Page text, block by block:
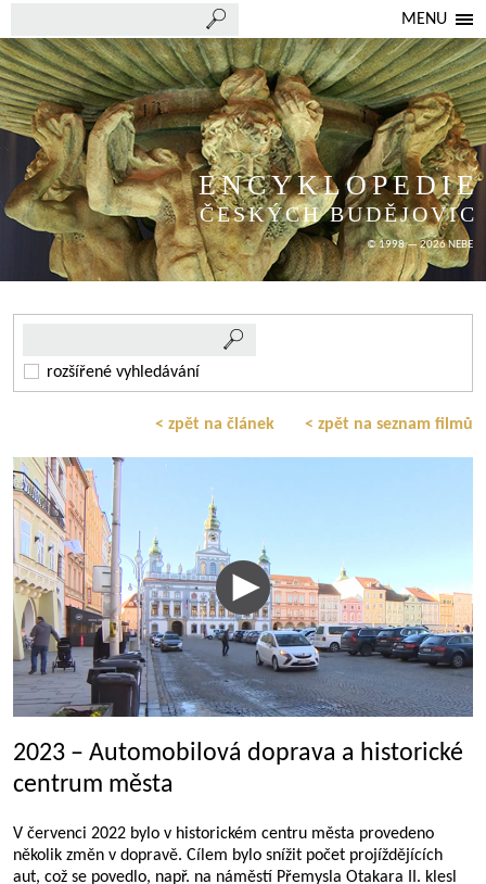
MENU
ENCYKLOPEDIE
ČESKÝCH BUDĚJOVIC
© 1998 — 2026 NEBE
rozšířené vyhledávání
< zpět na článek < zpět na seznam filmů
2023 – Automobilová doprava a historické
centrum města
V červenci 2022 bylo v historickém centru města provedeno
několik změn v dopravě. Cílem bylo snížit počet projíždějících
aut, což se povedlo, např. na náměstí Přemysla Otakara II. klesl